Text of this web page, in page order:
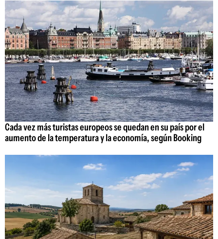
Cada vez más turistas europeos se quedan en su país por el
aumento de la temperatura y la economía, según Booking